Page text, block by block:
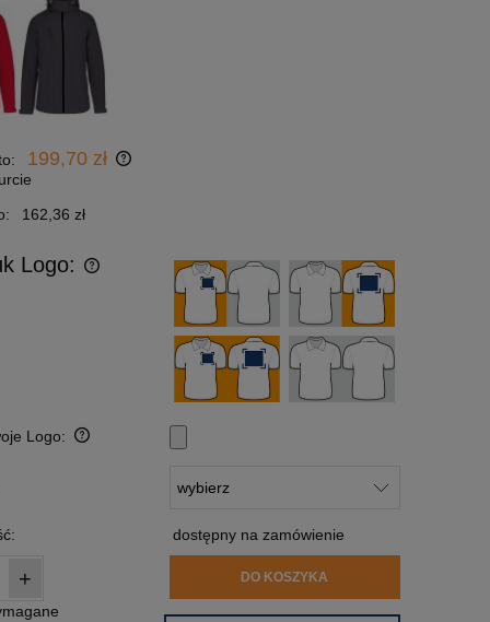
199,70 zł
162,36 zł
Logo:
Logo:
dostępny na zamówienie
+ DO KOSZYKA